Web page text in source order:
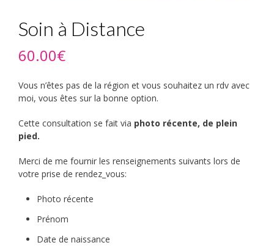
Soin à Distance
60.00€
Vous n’êtes pas de la région et vous souhaitez un rdv avec
moi, vous êtes sur la bonne option.
Cette consultation se fait via photo récente, de plein
pied.
Merci de me fournir les renseignements suivants lors de
votre prise de rendez_vous:
Photo récente
Prénom
Date de naissance